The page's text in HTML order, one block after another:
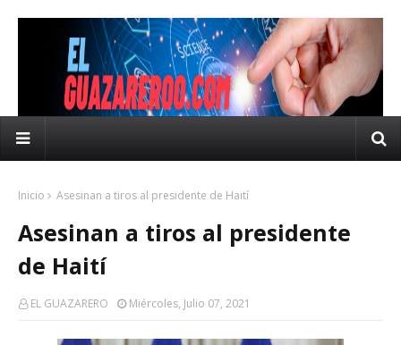
Inicio Asesinan a tiros al presidente de Haití
Asesinan a tiros al presidente
de Haití
EL GUAZARERO Miércoles, Julio 07, 2021